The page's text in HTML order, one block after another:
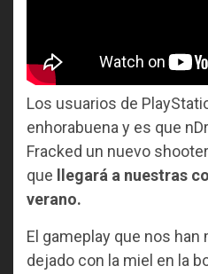
Los usuarios de
enhorabuena y es que
Fracked un nuevo
que
llegará a nuestras
verano.
El gameplay que nos han
dejado con la miel en la